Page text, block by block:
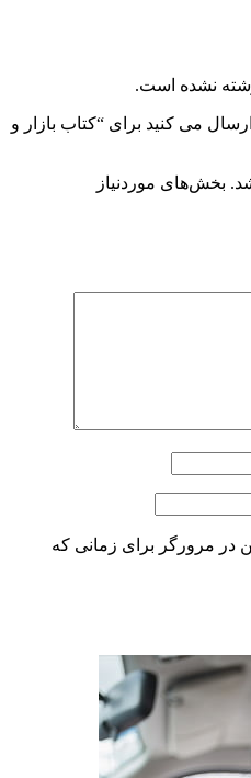
نشده است.
می کنید برای “کتاب بازار و
بخش‌های موردنیاز
در مرورگر برای زمانی که